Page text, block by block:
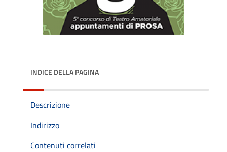
INDICE DELLA PAGINA
Descrizione
Indirizzo
Contenuti correlati